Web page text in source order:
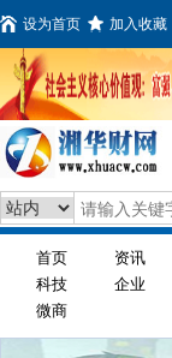
设为首页 加入收藏
首页 资讯
科技
企业
微商